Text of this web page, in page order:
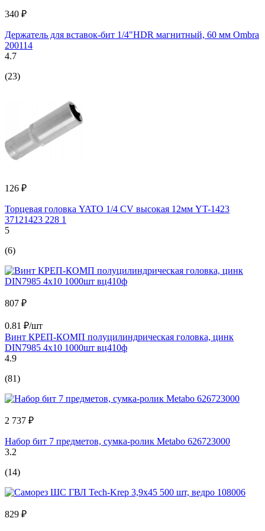
340 ₽
Держатель для вставок-бит 1/4"HDR магнитный, 60 мм Ombra
200114
4.7
(23)
126 ₽
Торцевая головка YATO 1/4 CV высокая 12мм YT-1423
37121423 228 1
5
(6)
807 ₽
0.81 ₽/шт
Винт КРЕП-КОМП полуцилиндрическая головка, цинк
DIN7985 4х10 1000шт вц410ф
4.9
(81)
2 737 ₽
Набор бит 7 предметов, сумка-ролик Metabo 626723000
3.2
(14)
829 ₽